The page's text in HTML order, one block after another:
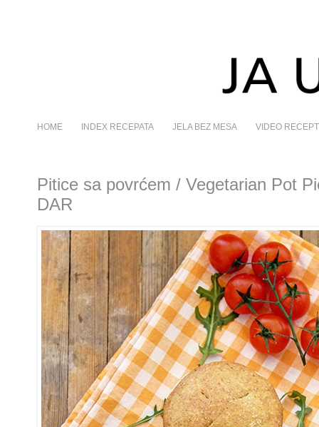
HOME INDEX RECEPATA JELA BEZ MESA VIDEO
Pitice sa povrćem / Vegetarian Pot
DAR